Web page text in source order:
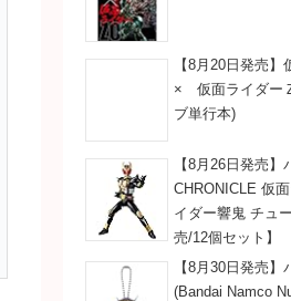
【8月20日発売
× 仮面ライダー
ブ単行本)
【8月26日発売
CHRONICLE 仮
イダー響鬼 チュ
売/12個セット】
【8月30日発売
(Bandai Namco